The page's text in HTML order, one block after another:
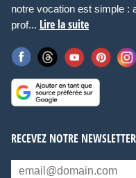
notre vocation est simple :
prof... Lire la suite
RECEVEZ NOTRE